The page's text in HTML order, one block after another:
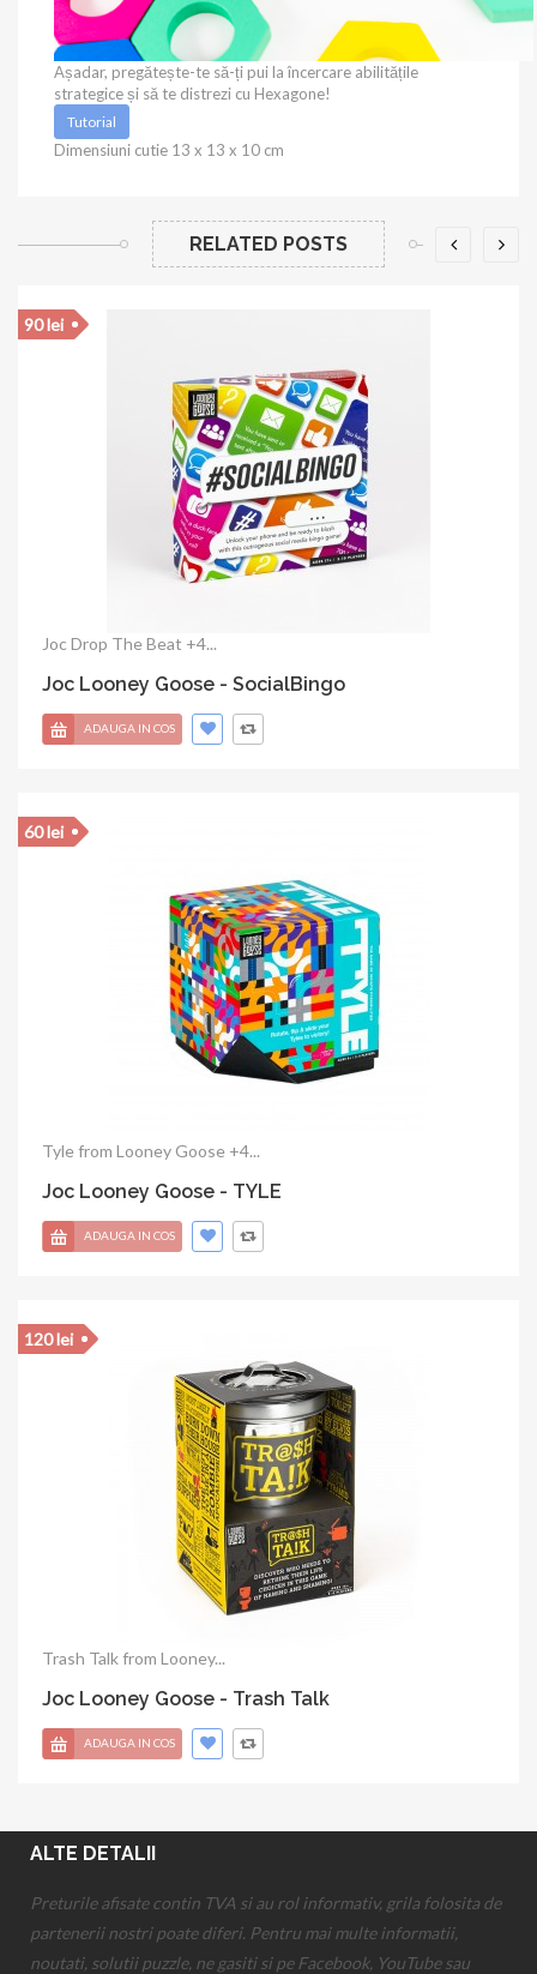
Așadar, pregătește-te să-ți pui la încercare abilitățile
strategice și să te distrezi cu Hexagone!
Tutorial
Dimensiuni cutie 13 x 13 x 10 cm
RELATED POSTS
Joc Drop The Beat +4...
Joc Looney Goose - SocialBingo
90 lei
ADAUGA IN COS
Tyle from Looney Goose +4...
Joc Looney Goose - TYLE
60 lei
ADAUGA IN COS
Trash Talk from Looney...
Joc Looney Goose - Trash Talk
120 lei
ADAUGA IN COS
ALTE DETALII
Preturile afisate contin TVA si au rol informativ, grila folosita de
partenerii nostri poate diferi. Pentru mai multe informatii,
noutati, solutii puzzle, ne gasiti si pe Facebook, YouTube sau